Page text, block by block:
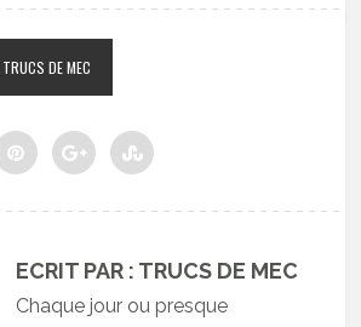
DE MEC
ECRIT PAR : TRUCS DE MEC
Chaque jour ou presque